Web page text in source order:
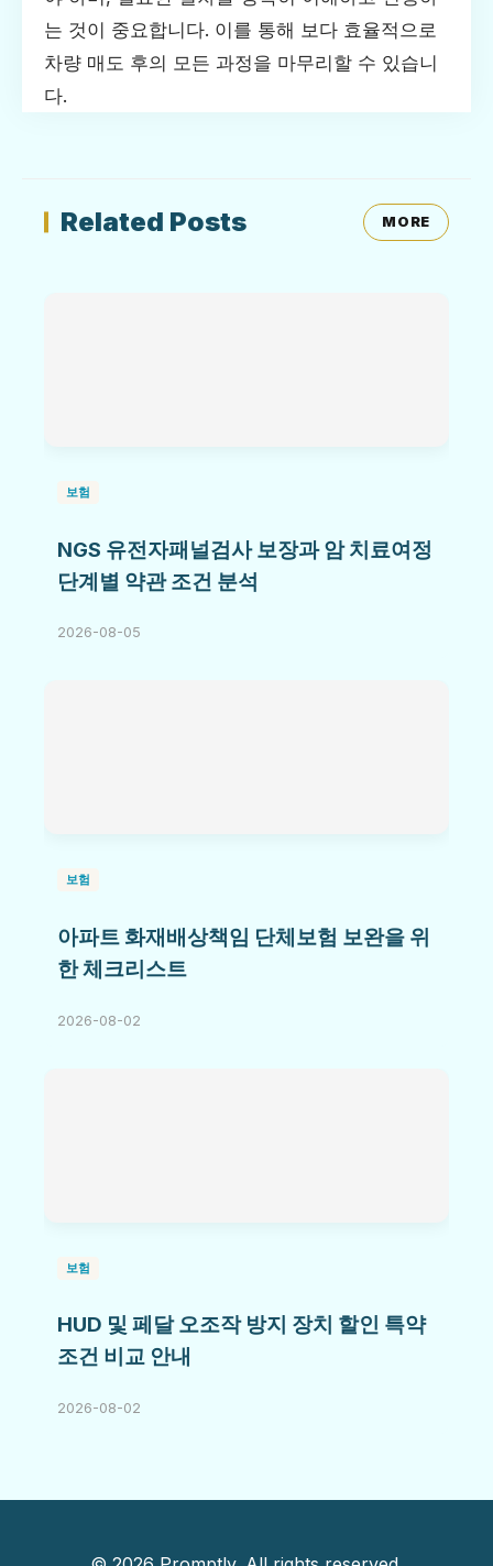
는 것이 중요합니다. 이를 통해 보다 효율적으로
차량 매도 후의 모든 과정을 마무리할 수 있습니
다.
Related Posts MORE
보험
NGS 유전자패널검사 보장과 암 치료여정
단계별 약관 조건 분석
2026-08-05
보험
아파트 화재배상책임 단체보험 보완을 위
한 체크리스트
2026-08-02
보험
HUD 및 페달 오조작 방지 장치 할인 특약
조건 비교 안내
2026-08-02